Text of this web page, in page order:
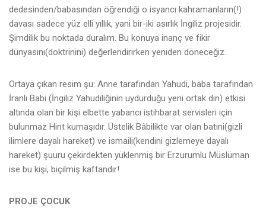
dedesinden/babasından öğrendiği o isyancı kahramanların(!)
davası sadece yüz elli yıllık, yani bir-iki asırlık İngiliz projesidir.
Şimdilik bu noktada duralım. Bu konuya inanç ve fikir
dünyasını(doktrinini) değerlendirirken yeniden döneceğiz.
Ortaya çıkan resim şu: Anne tarafından Yahudi, baba tarafından
İranlı Babi (İngiliz Yahudiliğinin uydurduğu yeni ortak din) etkisi
altında olan bir kişi elbette yabancı istihbarat servisleri için
bulunmaz Hint kumaşıdır. Üstelik Bâbilikte var olan batıni(gizli
ilimlere dayalı hareket) ve ismaili(kendini gizlemeye dayalı
hareket) şuuru çekirdekten yüklenmiş bir Erzurumlu Müslüman
ise bu kişi, biçilmiş kaftandır!
PROJE ÇOCUK